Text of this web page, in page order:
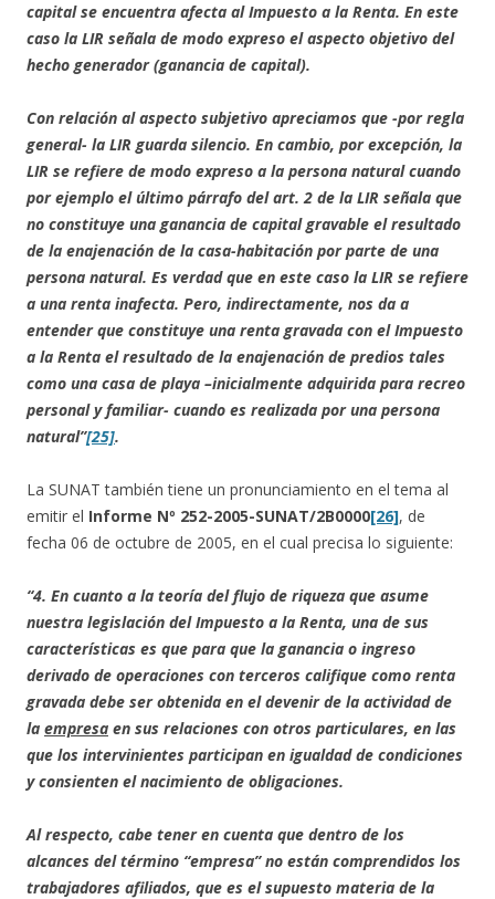
capital se encuentra afecta al Impuesto a la Renta. En este
caso la LIR señala de modo expreso el aspecto objetivo del
hecho generador (ganancia de capital).
Con relación al aspecto subjetivo apreciamos que -por regla
general- la LIR guarda silencio. En cambio, por excepción, la
LIR se refiere de modo expreso a la persona natural cuando
por ejemplo el último párrafo del art. 2 de la LIR señala que
no constituye una ganancia de capital gravable el resultado
de la enajenación de la casa-habitación por parte de una
persona natural. Es verdad que en este caso la LIR se refiere
a una renta inafecta. Pero, indirectamente, nos da a
entender que constituye una renta gravada con el Impuesto
a la Renta el resultado de la enajenación de predios tales
como una casa de playa –inicialmente adquirida para recreo
personal y familiar- cuando es realizada por una persona
natural”[25].
La SUNAT también tiene un pronunciamiento en el tema al
emitir el Informe Nº 252-2005-SUNAT/2B0000[26], de
fecha 06 de octubre de 2005, en el cual precisa lo siguiente:
“4. En cuanto a la teoría del flujo de riqueza que asume
nuestra legislación del Impuesto a la Renta, una de sus
características es que para que la ganancia o ingreso
derivado de operaciones con terceros califique como renta
gravada debe ser obtenida en el devenir de la actividad de
la empresa en sus relaciones con otros particulares, en las
que los intervinientes participan en igualdad de condiciones
y consienten el nacimiento de obligaciones.
Al respecto, cabe tener en cuenta que dentro de los
alcances del término “empresa” no están comprendidos los
trabajadores afiliados, que es el supuesto materia de la